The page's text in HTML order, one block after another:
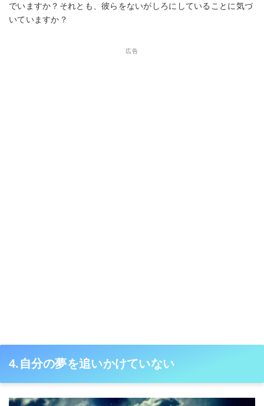
でいますか？それとも、彼らをないがしろにしていることに気づ
いていますか？
広告
4.自分の夢を追いかけていない